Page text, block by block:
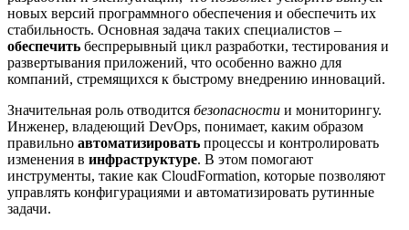
новых версий программного обеспечения и обеспечить их
стабильность. Основная задача таких специалистов –
обеспечить беспрерывный цикл разработки, тестирования и
развертывания приложений, что особенно важно для
компаний, стремящихся к быстрому внедрению инноваций.
Значительная роль отводится безопасности и мониторингу.
Инженер, владеющий DevOps, понимает, каким образом
правильно автоматизировать процессы и контролировать
изменения в инфраструктуре. В этом помогают
инструменты, такие как CloudFormation, которые позволяют
управлять конфигурациями и автоматизировать рутинные
задачи.